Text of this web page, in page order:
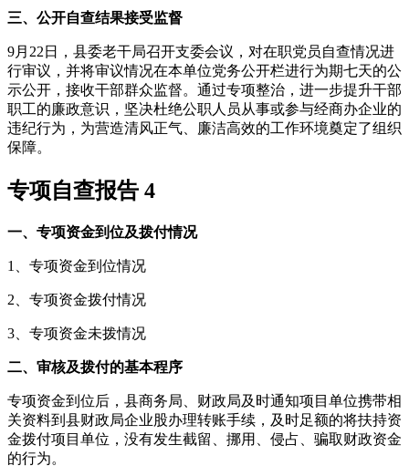
三、公开自查结果接受监督
9月22日，县委老干局召开支委会议，对在职党员自查情况进
行审议，并将审议情况在本单位党务公开栏进行为期七天的公
示公开，接收干部群众监督。通过专项整治，进一步提升干部
职工的廉政意识，坚决杜绝公职人员从事或参与经商办企业的
违纪行为，为营造清风正气、廉洁高效的工作环境奠定了组织
保障。
专项自查报告 4
一、专项资金到位及拨付情况
1、专项资金到位情况
2、专项资金拨付情况
3、专项资金未拨情况
二、审核及拨付的基本程序
专项资金到位后，县商务局、财政局及时通知项目单位携带相
关资料到县财政局企业股办理转账手续，及时足额的将扶持资
金拨付项目单位，没有发生截留、挪用、侵占、骗取财政资金
的行为。